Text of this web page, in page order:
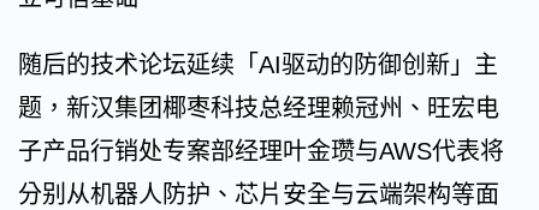
随后的技术论坛延续「AI驱动的防御创新」主
题，新汉集团椰枣科技总经理赖冠州、旺宏电
子产品行销处专案部经理叶金瓒与AWS代表将
分别从机器人防护、芯片安全与云端架构等面